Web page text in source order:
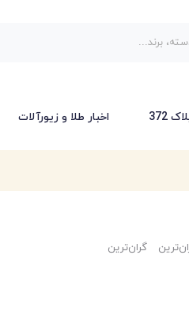
اخبار طلا و زیورآلات
گران‌ترین